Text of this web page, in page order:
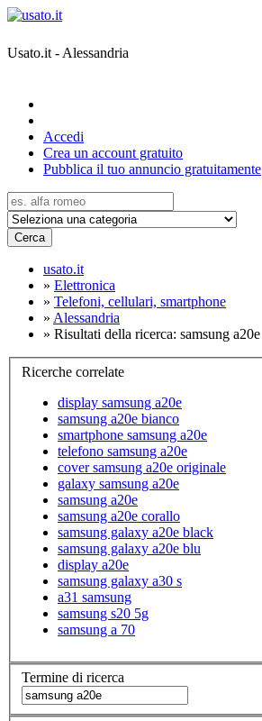
Usato.it - Alessandria
Accedi
Crea un account gratuito
Pubblica il tuo annuncio gratuitamente
Cerca
usato.it
» Elettronica
» Telefoni, cellulari, smartphone
» Alessandria
» Risultati della ricerca: samsung a20e
Ricerche correlate
display samsung a20e
samsung a20e bianco
smartphone samsung a20e
telefono samsung a20e
cover samsung a20e originale
galaxy samsung a20e
samsung a20e
samsung a20e corallo
samsung galaxy a20e black
samsung galaxy a20e blu
display a20e
samsung galaxy a30 s
a31 samsung
samsung s20 5g
samsung a 70
Termine di ricerca